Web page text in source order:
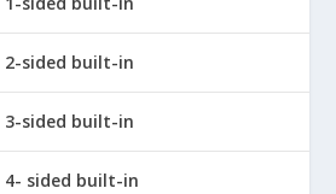
2-sided built-in
3-sided built-in
4- sided built-in